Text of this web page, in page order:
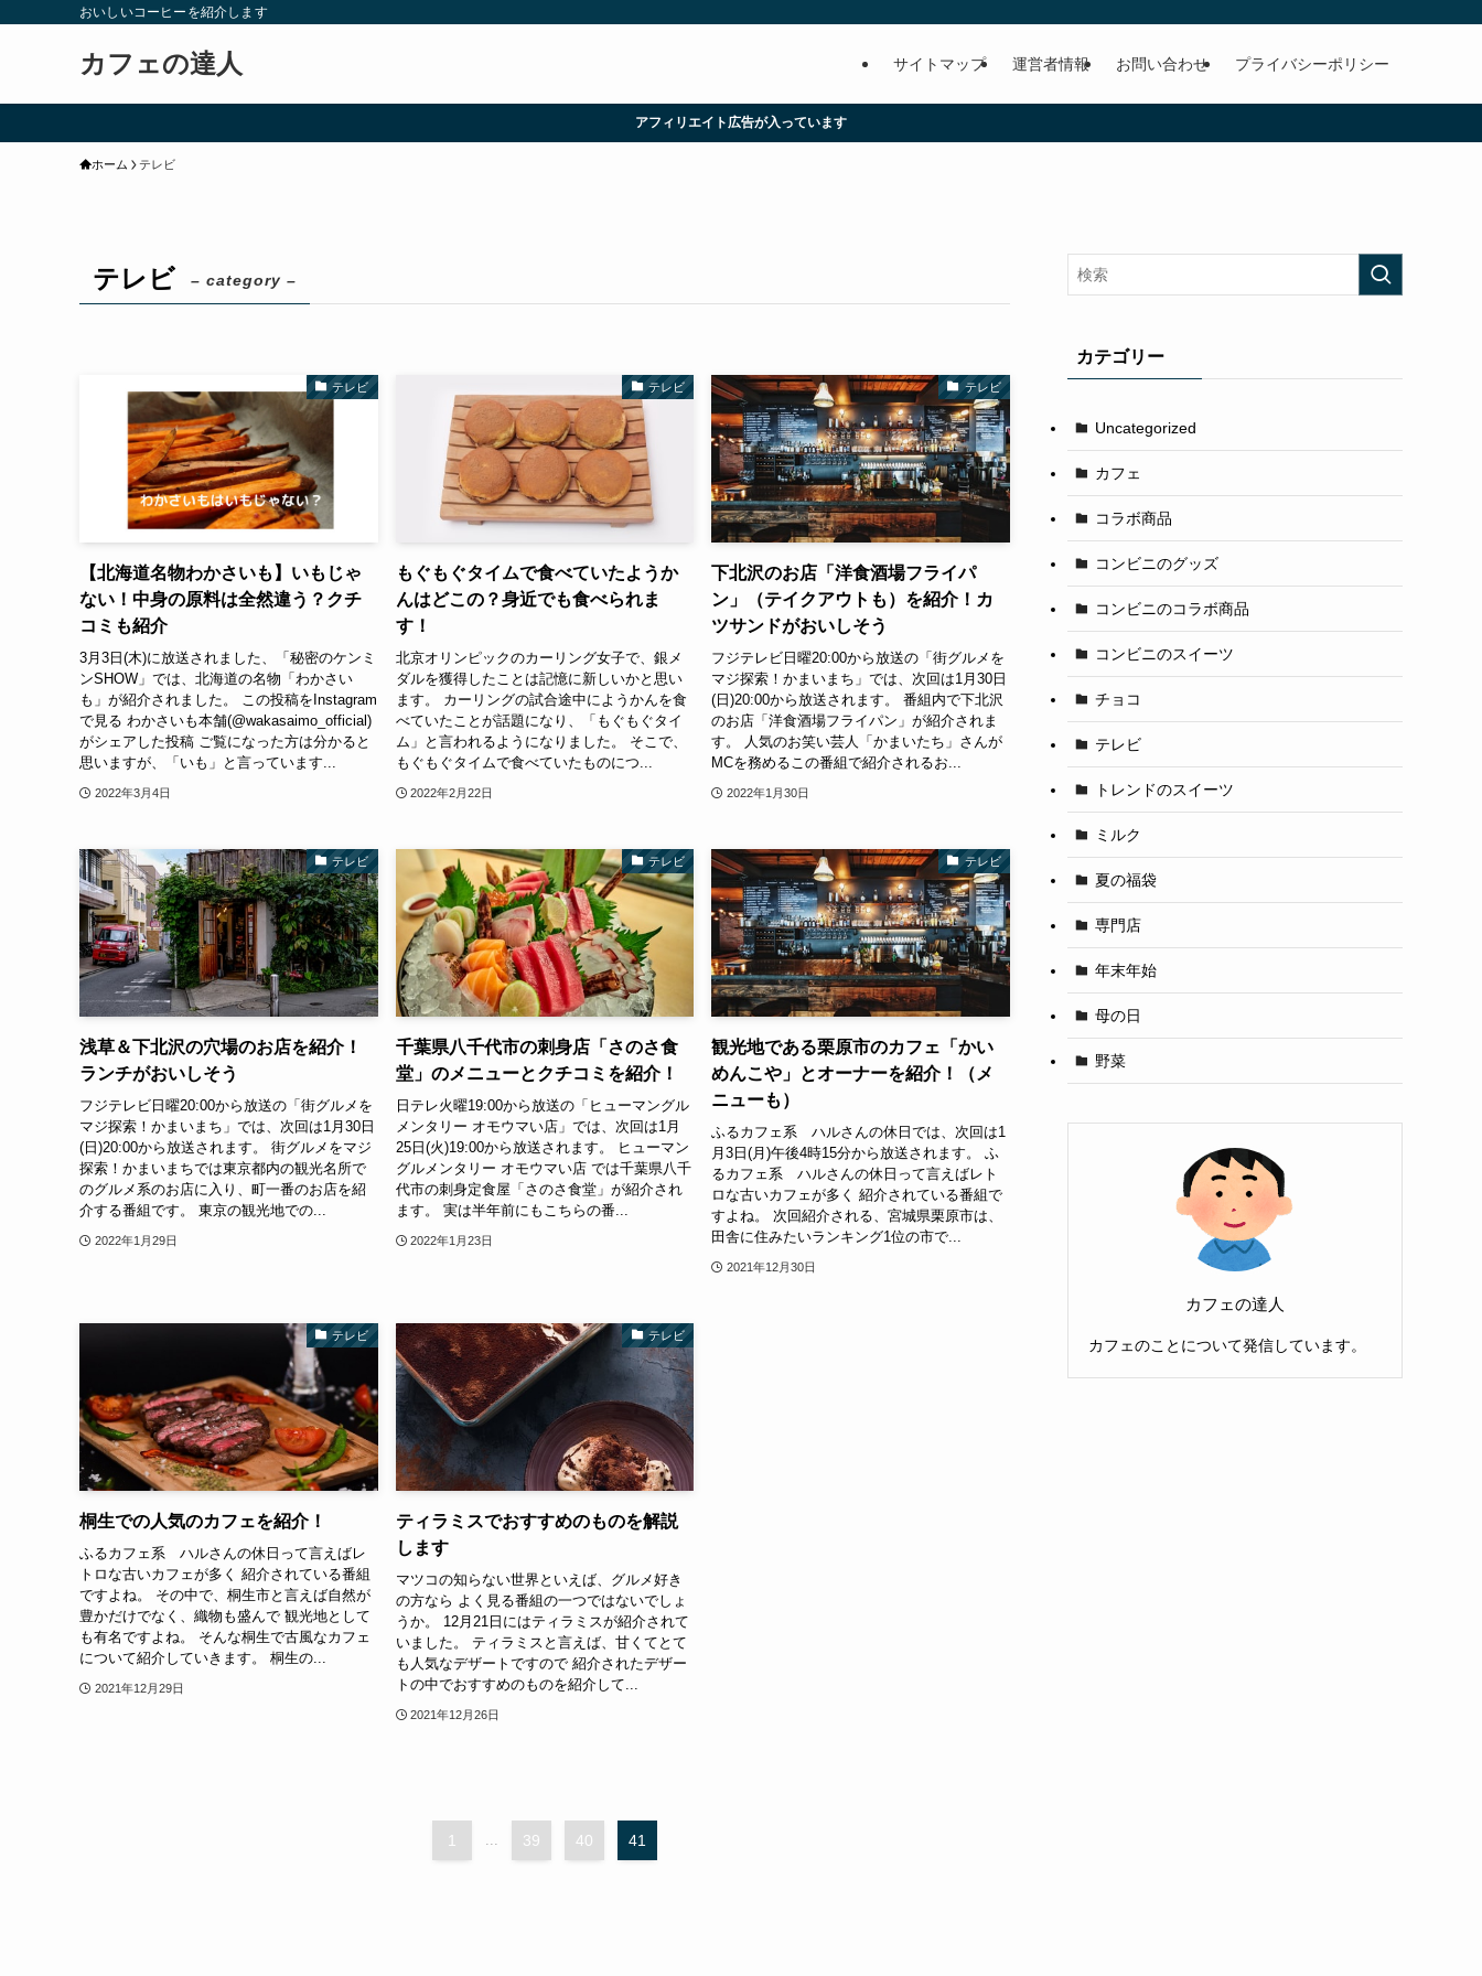
おいしいコーヒーを紹介します
カフェの達人 サイトマップ 運営者情報 お問い合わせ プライバシーポリシー
アフィリエイト広告が入っています
ホーム テレビ
テレビ – category –
テレビ
【北海道名物わかさいも】いもじゃ
ない！中身の原料は全然違う？クチ
コミも紹介
3月3日(木)に放送されました、「秘密のケンミ
ンSHOW」では、北海道の名物「わかさい
も」が紹介されました。 この投稿をInstagram
で見る わかさいも本舗(@wakasaimo_official)
がシェアした投稿 ご覧になった方は分かると
思いますが、「いも」と言っています...
2022年3月4日
テレビ
もぐもぐタイムで食べていたようか
んはどこの？身近でも食べられま
す！
北京オリンピックのカーリング女子で、銀メ
ダルを獲得したことは記憶に新しいかと思い
ます。 カーリングの試合途中にようかんを食
べていたことが話題になり、「もぐもぐタイ
ム」と言われるようになりました。 そこで、
もぐもぐタイムで食べていたものにつ...
2022年2月22日
テレビ
下北沢のお店「洋食酒場フライパ
ン」（テイクアウトも）を紹介！カ
ツサンドがおいしそう
フジテレビ日曜20:00から放送の「街グルメを
マジ探索！かまいまち」では、次回は1月30日
(日)20:00から放送されます。 番組内で下北沢
のお店「洋食酒場フライパン」が紹介されま
す。 人気のお笑い芸人「かまいたち」さんが
MCを務めるこの番組で紹介されるお...
2022年1月30日
テレビ
浅草＆下北沢の穴場のお店を紹介！
ランチがおいしそう
フジテレビ日曜20:00から放送の「街グルメを
マジ探索！かまいまち」では、次回は1月30日
(日)20:00から放送されます。 街グルメをマジ
探索！かまいまちでは東京都内の観光名所で
のグルメ系のお店に入り、町一番のお店を紹
介する番組です。 東京の観光地での...
2022年1月29日
テレビ
千葉県八千代市の刺身店「さのさ食
堂」のメニューとクチコミを紹介！
日テレ火曜19:00から放送の「ヒューマングル
メンタリー オモウマい店」では、次回は1月
25日(火)19:00から放送されます。 ヒューマン
グルメンタリー オモウマい店 では千葉県八千
代市の刺身定食屋「さのさ食堂」が紹介され
ます。 実は半年前にもこちらの番...
2022年1月23日
テレビ
観光地である栗原市のカフェ「かい
めんこや」とオーナーを紹介！（メ
ニューも）
ふるカフェ系 ハルさんの休日では、次回は1
月3日(月)午後4時15分から放送されます。 ふ
るカフェ系 ハルさんの休日って言えばレト
ロな古いカフェが多く 紹介されている番組で
すよね。 次回紹介される、宮城県栗原市は、
田舎に住みたいランキング1位の市で...
2021年12月30日
テレビ
桐生での人気のカフェを紹介！
ふるカフェ系 ハルさんの休日って言えばレ
トロな古いカフェが多く 紹介されている番組
ですよね。 その中で、桐生市と言えば自然が
豊かだけでなく、織物も盛んで 観光地として
も有名ですよね。 そんな桐生で古風なカフェ
について紹介していきます。 桐生の...
2021年12月29日
テレビ
ティラミスでおすすめのものを解説
します
マツコの知らない世界といえば、グルメ好き
の方なら よく見る番組の一つではないでしょ
うか。 12月21日にはティラミスが紹介されて
いました。 ティラミスと言えば、甘くてとて
も人気なデザートですので 紹介されたデザー
トの中でおすすめのものを紹介して...
2021年12月26日
1 39 40 41
カテゴリー
Uncategorized
カフェ
コラボ商品
コンビニのグッズ
コンビニのコラボ商品
コンビニのスイーツ
チョコ
テレビ
トレンドのスイーツ
ミルク
夏の福袋
専門店
年末年始
母の日
野菜
カフェの達人
カフェのことについて発信しています。